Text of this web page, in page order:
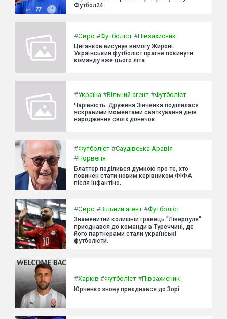
Футбол24.
#Євро #Футболіст #Півзахисник
Циганков висунув вимогу Жироні.
Український футболіст прагне покинути
команду вже цього літа.
#Україна #Вільний агент #Футболіст
Чарівність. Дружина Зінченка поділилася
яскравими моментами святкування днів
народження своїх донечок.
#Футболіст #Саудівська Аравія
#Норвегія
Блаттер поділився думкою про те, хто
повинен стати новим керівником ФІФА
після Інфантіно.
#Євро #Вільний агент #Футболіст
Знаменитий колишній гравець "Ліверпуля"
приєднався до команди в Туреччині, де
його партнерами стали українські
футболісти.
#Харків #Футболіст #Півзахисник
Юрченко знову приєднався до Зорі.